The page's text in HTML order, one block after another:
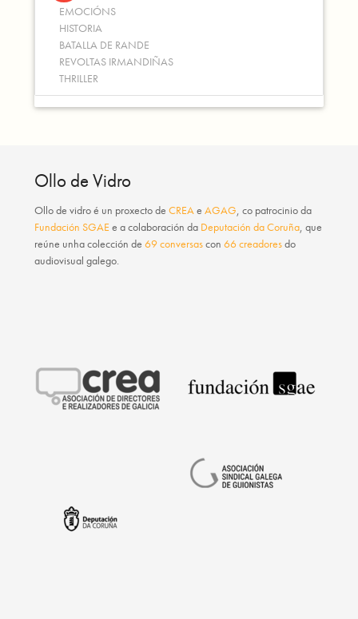
EMOCIÓNS
HISTORIA
BATALLA DE RANDE
REVOLTAS IRMANDIÑAS
THRILLER
Ollo de Vidro
Ollo de vidroé un proxecto deCREA eAGAG , co patrocinio da
Fundación SGAE e a colaboración da Deputación da Coruña , que
reúne unha colección de69 conversascon66 creadoresdo
audiovisual galego.